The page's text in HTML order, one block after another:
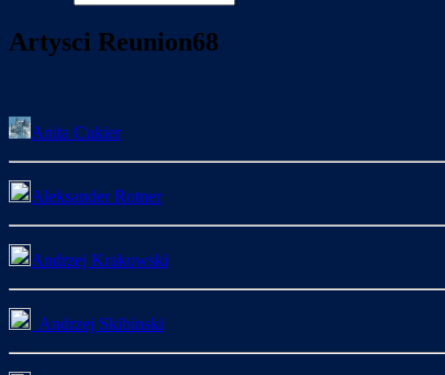
Artysci Reunion68
Anita Cukier
Aleksander Rotner
Andrzej Krakowski
Andrzej Skibinski